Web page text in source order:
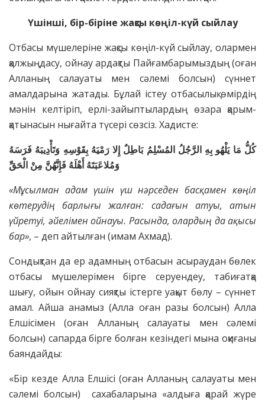
Үшінші, бір-біріне жақсы көңіл-күй сыйлау
Отбасы мүшелеріне жақсы көңіл-күй сыйлау, олармен
қалжыңдасу, ойнау ардақты Пайғамбарымыздың (оған
Алланың салауаты мен сәлемі болсын) сүннет
амалдарына жатады. Бұлай істеу отбасылық өмірдің
мәнін келтіріп, ерлі-зайыптылардың өзара қарым-
қатынасын нығайта түсері сөзсіз. Хадисте:
كُلُّ مَا يَلْهُو بِهِ الرَّجُلُ المُسْلِمُ بَاطِلٌ إِلا رَمْيَهُ بِقَوْسِهِ وَتَأْدِيبَهُ فَرَسَهُ
وَمُلاعَبَتَهُ أَهْلَهُ فَإِنَّهُنَّ مِنْ الْحَقِّ
«Мұсылман адам үшін үш нәрседен басқамен көңіл
көтерудің барлығы жалған: садағын атуы, атын
үйретуі, әйелімен ойнауы. Расында, олардың да ақысы
бар», – деп айтылған (имам Ахмад).
Сондықтан да ер адамның отбасын асыраудан бөлек
отбасы мүшелерімен бірге серуендеу, табиғатқа
шығу, ойын ойнау сияқты істерге уақыт бөлу – сүннет
амал. Айша анамыз (Алла оған разы болсын) Алла
Елшісімен (оған Алланың салауаты мен сәлемі
болсын) сапарда бірге болған кезіндегі мына оқиғаны
баяндайды:
«Бір кезде Алла Елшісі (оған Алланың салауаты мен
сәлемі болсын) сахабаларына «алдыға қарай жүре